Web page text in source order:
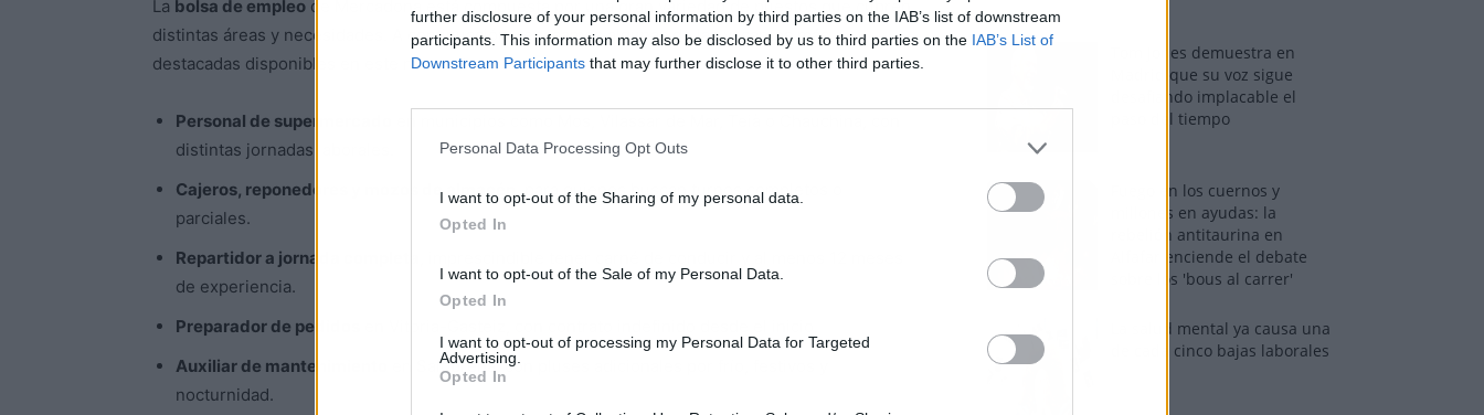
further disclosure of your personal information by third parties on the IAB’s list of downstream
participants. This information may also be disclosed by us to third parties on the IAB’s List of
Downstream Participants that may further disclose it to other third parties.
Personal Data Processing Opt Outs
I want to opt-out of the Sharing of my personal data.
Opted In
I want to opt-out of the Sale of my Personal Data.
Opted In
I want to opt-out of processing my Personal Data for Targeted
Advertising.
Opted In
La bolsa de empleo de Mercadona está compuesta por una gran variedad de puestos que cubren
distintas áreas y necesidades. A continuación, repasamos algunas de las vacantes más
destacadas disponibles en este momento:
Personal de supermercado
distintas jornadas laborales.
Cajeros, reponedores y mozos de almacén
, para quienes buscan turnos completos o
parciales.
Repartidor a jornada completa
de experiencia.
Preparador de pedidos
Auxiliar de mantenimiento
en Salobreña, con pluses adicionales por frío, festivos y
nocturnidad.
Tom Jones demuestra en
Madrid que su voz sigue
desafiando implacable el
paso del tiempo
Fuego en los cuernos y
millones en ayudas: la
rebelión antitaurina en
Alfafar enciende el debate
sobre los 'bous al carrer'
La salud mental ya causa una
de cada cinco bajas laborales